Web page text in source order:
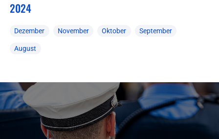
2024
Dezember November Oktober September
August